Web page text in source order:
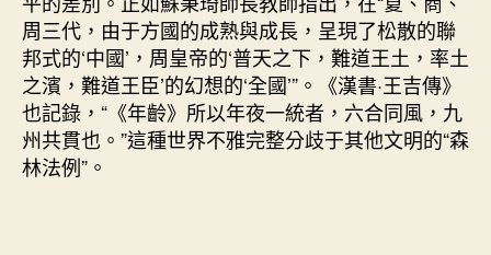
周三代，由于方國的成熟與成長，呈現了松散的聯
邦式的‘中國’，周皇帝的‘普天之下，難道王土，率土
之濱，難道王臣’的幻想的‘全國’”。《漢書·王吉傳》
也記錄，“《年齡》所以年夜一統者，六合同風，九
州共貫也。”這種世界不雅完整分歧于其他文明的“森
林法例”。